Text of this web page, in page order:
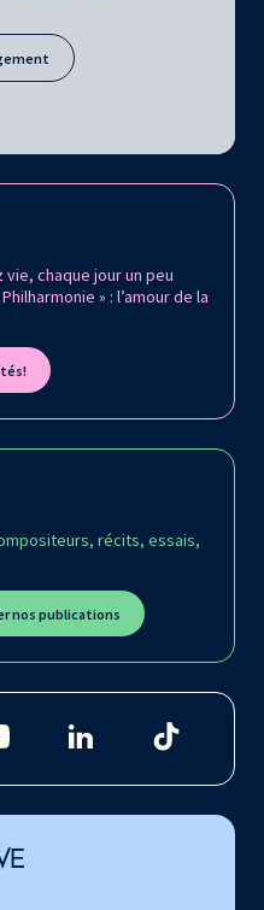
chaque jour un peu
» : l’amour de la
récits, essais,
nos publications